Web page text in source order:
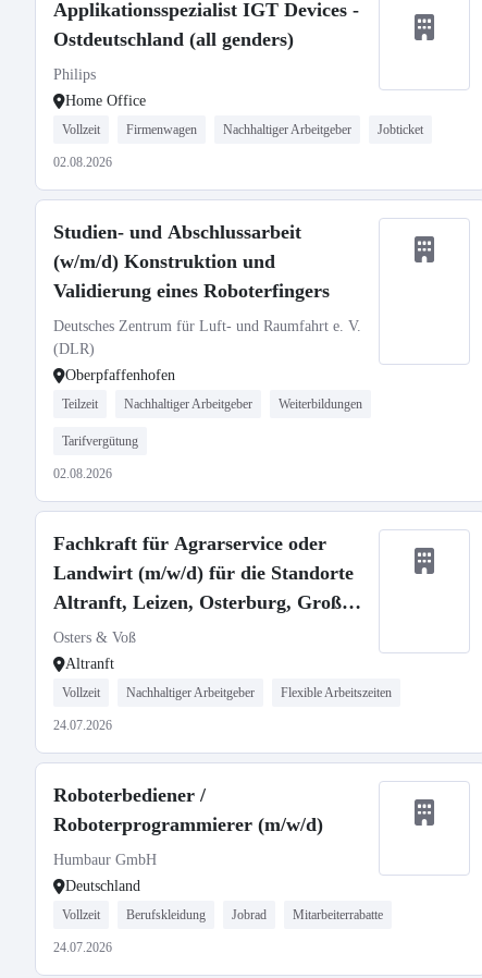
Applikationsspezialist IGT Devices -
Ostdeutschland (all genders)
Philips
Home Office
Vollzeit Firmenwagen Nachhaltiger Arbeitgeber Jobticket
02.08.2026
Studien- und Abschlussarbeit
(w/m/d) Konstruktion und
Validierung eines Roboterfingers
Deutsches Zentrum für Luft- und Raumfahrt e. V.
(DLR)
Oberpfaffenhofen
Teilzeit Nachhaltiger Arbeitgeber Weiterbildungen
Tarifvergütung
02.08.2026
Fachkraft für Agrarservice oder
Landwirt (m/w/d) für die Standorte
Altranft, Leizen, Osterburg, Groß
Gottschow
Osters & Voß
Altranft
Vollzeit Nachhaltiger Arbeitgeber Flexible Arbeitszeiten
24.07.2026
Roboterbediener /
Roboterprogrammierer (m/w/d)
Humbaur GmbH
Deutschland
Vollzeit Berufskleidung Jobrad Mitarbeiterrabatte
24.07.2026